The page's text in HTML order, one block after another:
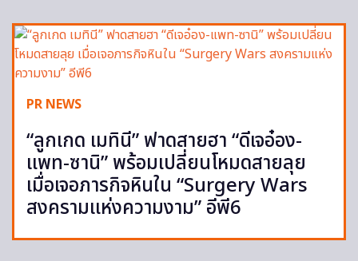
PR NEWS
“ลูกเกด เมทินี” ฟาดสายฮา “ดีเจอ๋อง-
แพท-ซานิ” พร้อมเปลี่ยนโหมดสายลุย
เมื่อเจอภารกิจหินใน “Surgery Wars
สงครามแห่งความงาม” อีพี6